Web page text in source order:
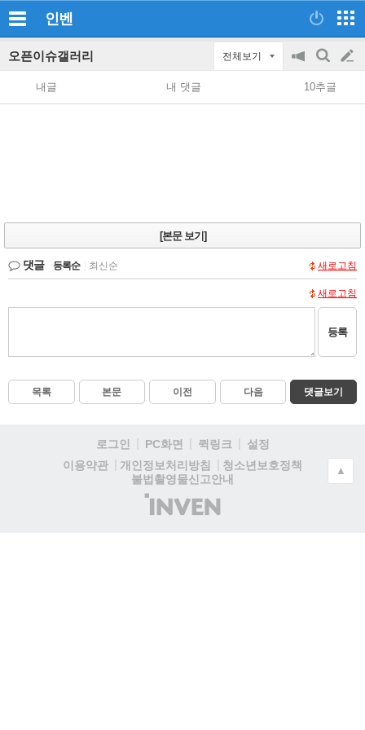
인벤
오픈이슈갤러리 전체보기
공
지
on/off
검
색
글
쓰
내글 내 댓글 10추글
[본문 보기]
댓글 등록순 최신순 새로고침
새로고침
등록
목록 본문 이전 다음 댓글보기
로그인 PC화면 퀵링크
설정
이용약관
개인정보처리방침
청소년보호정책
불법촬영물신고안내
(주)
인
▲